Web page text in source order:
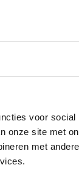
voor social
onze site met
met